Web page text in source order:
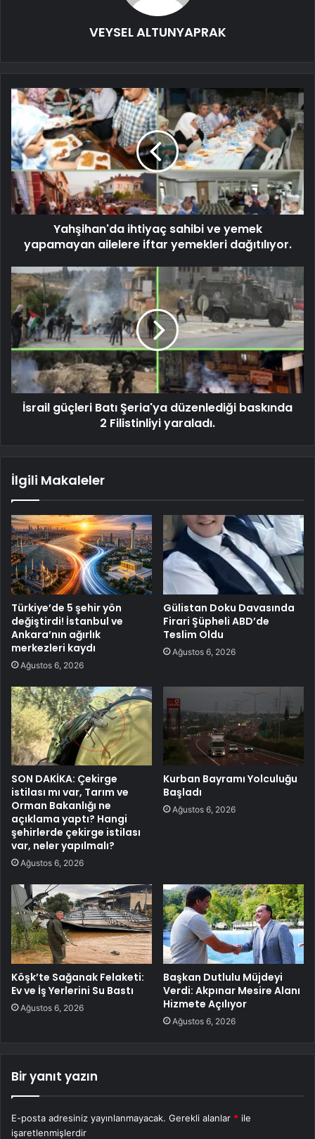
VEYSEL ALTUNYAPRAK
Yahşihan'da ihtiyaç sahibi ve yemek
yapamayan ailelere iftar yemekleri dağıtılıyor.
İsrail güçleri Batı Şeria'ya düzenlediği baskında
2 Filistinliyi yaraladı.
İlgili Makaleler
Türkiye’de 5 şehir yön
değiştirdi! İstanbul ve
Ankara’nın ağırlık
merkezleri kaydı
Ağustos 6, 2026
Gülistan Doku Davasında
Firari Şüpheli ABD’de
Teslim Oldu
Ağustos 6, 2026
SON DAKİKA: Çekirge
istilası mı var, Tarım ve
Orman Bakanlığı ne
açıklama yaptı? Hangi
şehirlerde çekirge istilası
var, neler yapılmalı?
Ağustos 6, 2026
Kurban Bayramı Yolculuğu
Başladı
Ağustos 6, 2026
Köşk’te Sağanak Felaketi:
Ev ve İş Yerlerini Su Bastı
Ağustos 6, 2026
Başkan Dutlulu Müjdeyi
Verdi: Akpınar Mesire Alanı
Hizmete Açılıyor
Ağustos 6, 2026
Bir yanıt yazın
E-posta adresiniz yayınlanmayacak. Gerekli alanlar * ile
işaretlenmişlerdir